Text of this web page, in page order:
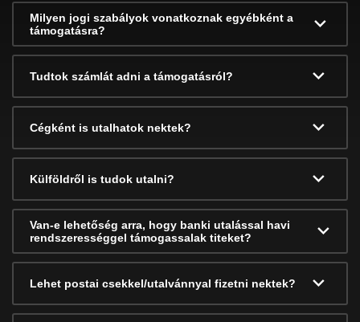
Milyen jogi szabályok vonatkoznak egyébként a
támogatásra?
Tudtok számlát adni a támogatásról?
Cégként is utalhatok nektek?
Külföldről is tudok utalni?
Van-e lehetőség arra, hogy banki utalással havi
rendszerességgel támogassalak titeket?
Lehet postai csekkel/utalvánnyal fizetni nektek?